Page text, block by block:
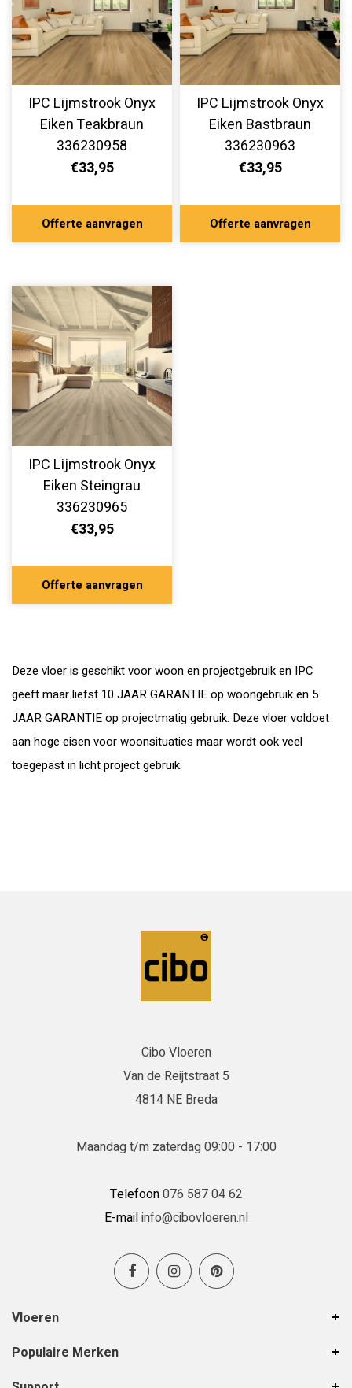
IPC Lijmstrook Onyx
Eiken Teakbraun
336230958
€33,95
Offerte aanvragen
IPC Lijmstrook Onyx
Eiken Bastbraun
336230963
€33,95
Offerte aanvragen
IPC Lijmstrook Onyx
Eiken Steingrau
336230965
€33,95
Offerte aanvragen
Deze vloer is geschikt voor woon en projectgebruik en IPC
geeft maar liefst 10 JAAR GARANTIE op woongebruik en 5
JAAR GARANTIE op projectmatig gebruik. Deze vloer voldoet
aan hoge eisen voor woonsituaties maar wordt ook veel
toegepast in licht project gebruik.
Cibo Vloeren
Van de Reijtstraat 5
4814 NE Breda
Maandag t/m zaterdag 09:00 - 17:00
Telefoon076 587 04 62
E-mailinfo@cibovloeren.nl
Vloeren
Populaire Merken